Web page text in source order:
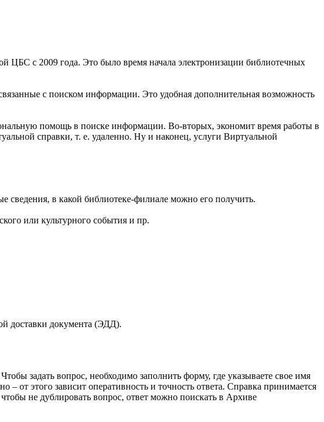
с 2009 года. Это было время начала электронизации библиотечных
с поиском информации. Это удобная дополнительная возможность
помощь в поиске информации. Во-вторых, экономит время работы в
справки, т. е. удаленно. Ну и наконец, услуги Виртуальной
сведения, в какой библиотеке-филиале можно его получить.
или культурного события и пр.
доставки документа (ЭДД).
задать вопрос, необходимо заполнить форму, где указываете свое имя
от этого зависит оперативность и точность ответа. Справка принимается
не дублировать вопрос, ответ можно поискать в Архиве